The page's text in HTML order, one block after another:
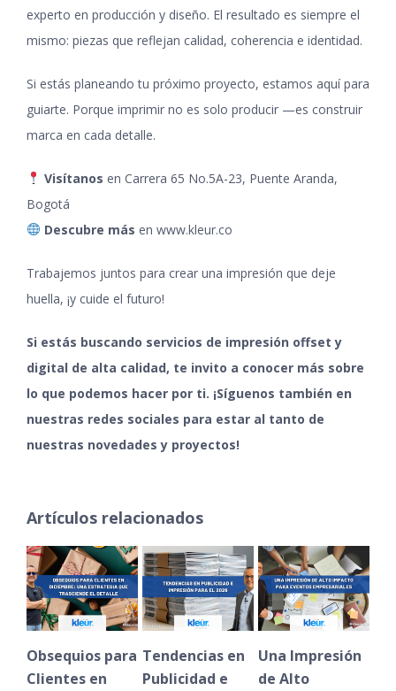
experto en producción y diseño. El resultado es siempre el
mismo: piezas que reflejan calidad, coherencia e identidad.
Si estás planeando tu próximo proyecto, estamos aquí para
guiarte. Porque imprimir no es solo producir —es construir
marca en cada detalle.
Visítanos en Carrera 65 No.5A-23, Puente Aranda,
Bogotá
Descubre más en www.kleur.co
Trabajemos juntos para crear una impresión que deje
huella, ¡y cuide el futuro!
Si estás buscando servicios de impresión offset y
digital de alta calidad, te invito a conocer más sobre
lo que podemos hacer por ti. ¡Síguenos también en
nuestras redes sociales para estar al tanto de
nuestras novedades y proyectos!
Artículos relacionados
Obsequios para
Clientes en
Tendencias en
Publicidad e
Una Impresión
de Alto